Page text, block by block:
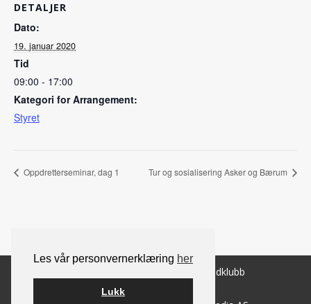
Les vår personvernerklæring her
Lukk
DETALJER
Dato:
19. januar 2020
Tid
09:00 - 17:00
Kategori for Arrangement:
Styret
Oppdretterseminar, dag 1 Tur og sosialisering Asker og Bærum
© 2026 Norsk Berner Sennenhundklubb